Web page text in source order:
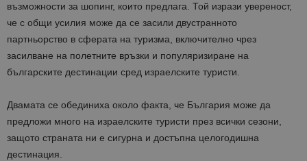
възможности за шопинг, които предлага. Той изрази увереност,
че с общи усилия може да се засили двустранното
партньорство в сферата на туризма, включително чрез
засилване на полетните връзки и популяризиране на
българските дестинации сред израелските туристи.
Двамата се обединиха около факта, че България може да
предложи много на израелските туристи през всички сезони,
защото страната ни е сигурна и достъпна целогодишна
дестинация.